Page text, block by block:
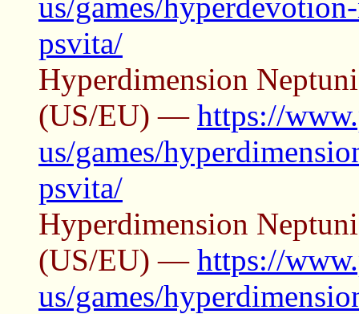
psvita/
Hyperdimension
(US/EU) — https://
us/games/
psvita/
Hyperdimension
(US/EU) — https://
us/games/